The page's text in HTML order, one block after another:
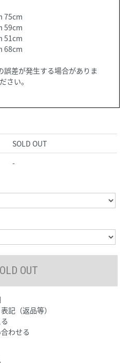
75cm
59cm
51cm
68cm
差が発生する場合がありま
さい。
SOLD OUT
-
記（返品等）
わせる